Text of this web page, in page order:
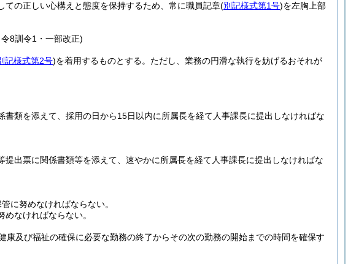
の正しい心構えと態度を保持するため、常に職員記章(別記様式第1号)を左胸上部
8訓令1・一部改正)
記様式第2号)を着用するものとする。 ただし、業務の円滑な執行を妨げるおそれが
類を添えて、採用の日から15日以内に所属長を経て人事課長に提出しなければな
出票に関係書類等を添えて、速やかに所属長を経て人事課長に提出しなければな
に努めなければならない。
なければならない。
及び福祉の確保に必要な勤務の終了からその次の勤務の開始までの時間を確保す